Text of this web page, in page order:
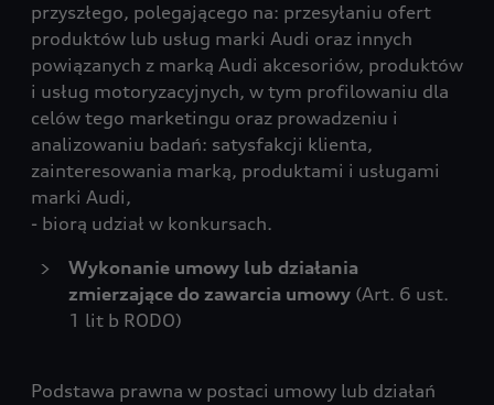
przyszłego, polegającego na: przesyłaniu ofert
produktów lub usług marki Audi oraz innych
powiązanych z marką Audi akcesoriów, produktów
i usług motoryzacyjnych, w tym profilowaniu dla
celów tego marketingu oraz prowadzeniu i
analizowaniu badań: satysfakcji klienta,
zainteresowania marką, produktami i usługami
marki Audi,
- biorą udział w konkursach.
Wykonanie umowy lub działania
zmierzające do zawarcia umowy (Art. 6 ust.
1 lit b RODO)
Podstawa prawna w postaci umowy lub działań